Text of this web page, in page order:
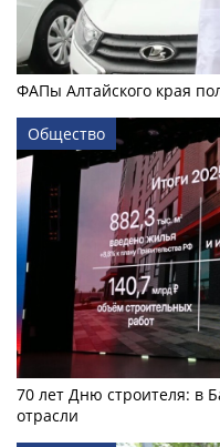
ФАПы Алтайского края
Общество
70 лет Дню строителя: в
отрасли